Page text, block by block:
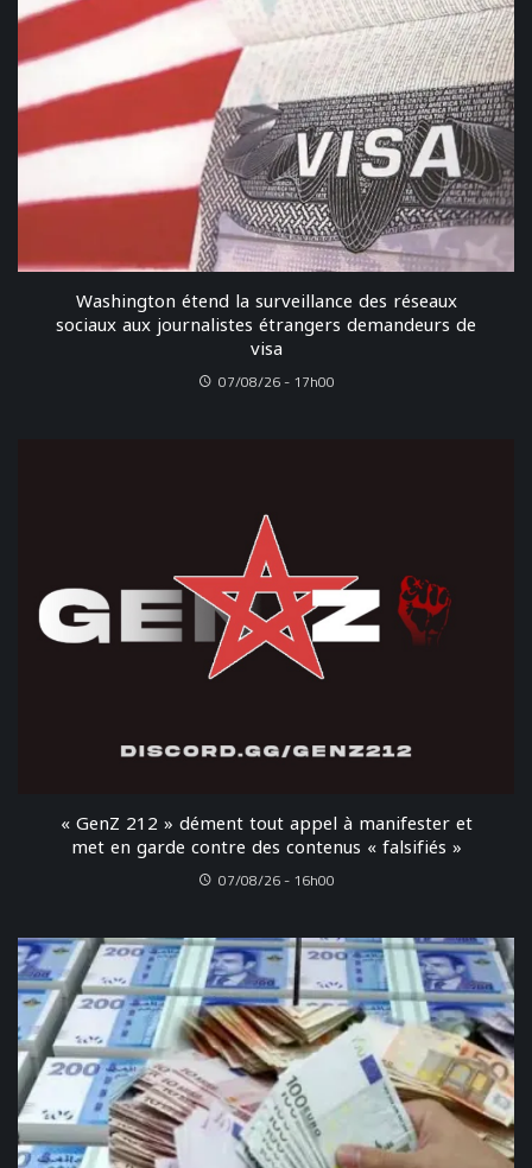
Washington étend la surveillance des réseaux
sociaux aux journalistes étrangers demandeurs de
visa
07/08/26 - 17h00
« GenZ 212 » dément tout appel à manifester et
met en garde contre des contenus « falsifiés »
07/08/26 - 16h00